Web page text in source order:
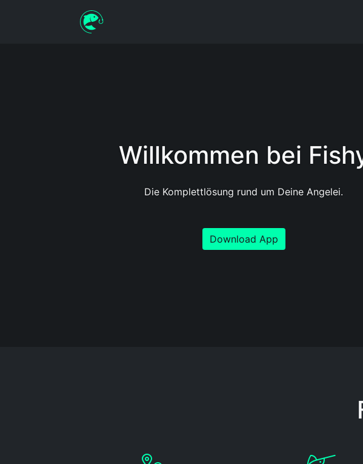
Willkommen bei
Die Komplettlösung rund um Deine Angelei.
Download App